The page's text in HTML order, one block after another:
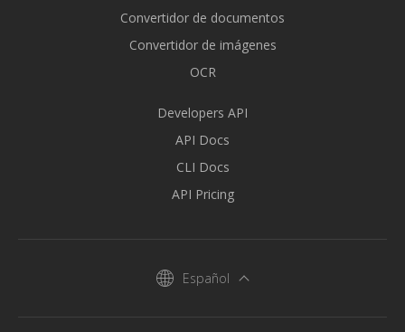
Convertidor de documentos
Convertidor de imágenes
OCR
Developers API
API Docs
CLI Docs
API Pricing
Español